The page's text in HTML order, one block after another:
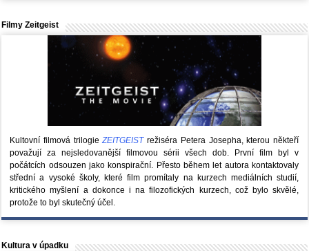
Filmy Zeitgeist
Kultovní filmová trilogieZEITGEISTrežiséra Petera Josepha, kterou někteří
považují za nejsledovanější filmovou sérii všech dob. První film byl v
počátcích odsouzen jako konspirační. Přesto během let autora kontaktovaly
střední a vysoké školy, které film promítaly na kurzech mediálních studií,
kritického myšlení a dokonce i na filozofických kurzech, což bylo skvělé,
protože to byl skutečný účel.
Kultura v úpadku